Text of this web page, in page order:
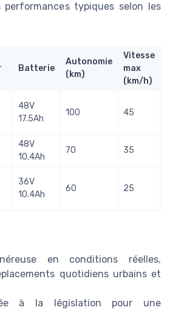
performances typiques selon les
Batterie
Autonomie
(km)
Vitesse
max
(km/h)
48V
17.5Ah
100 45
48V
10.4Ah
70 35
36V
10.4Ah
60 25
en conditions réelles,
quotidiens urbains et
à la législation pour une